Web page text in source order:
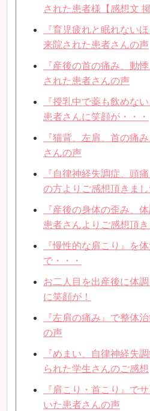
された患者様【感想文 掲
『育児疲れと眠れない
来院された患者さんの声
『産後の首の痛み、動
された患者さんの声
『授乳中で薬も飲めな
患者さんに笑顔が・・・
『猫背、左肩、首の痛
さんの声
『自律神経失調症、頭
の方よりご感想頂きまし
『産後の身体の歪み、
患者さんよりご感想頂
『慢性的な肩こり』を
で・・・
お二人目を出産後に体
に笑顔が！
『左肩の痛み』で整体
の声
『めまい、自律神経失
られた学生さんのご感想
『肩こり・首こり』で
いた患者さんの声